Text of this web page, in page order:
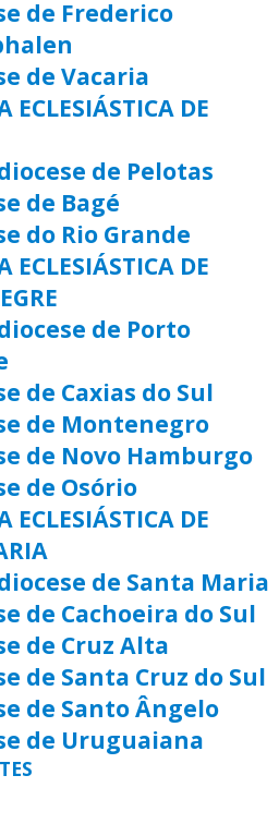
de Frederico
de Vacaria
ECLESIÁSTICA DE
de Pelotas
de Bagé
do Rio Grande
ECLESIÁSTICA DE
de Porto
de Caxias do Sul
de Montenegro
de Novo Hamburgo
de Osório
ECLESIÁSTICA DE
de Santa Maria
de Cachoeira do Sul
de Cruz Alta
de Santa Cruz do Sul
de Santo Ângelo
de Uruguaiana